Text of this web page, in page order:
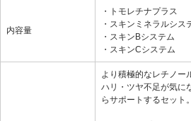
内容量
・トモレチナプラス
・スキンミネラルシス
・スキンBシステム
・スキンCシステム
より積極的なレチノー
ハリ・ツヤ不足が気に
らサポートするセット。